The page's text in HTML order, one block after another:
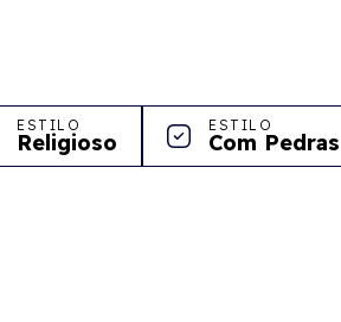
ESTILO
Religioso
ESTILO
Com Pedras